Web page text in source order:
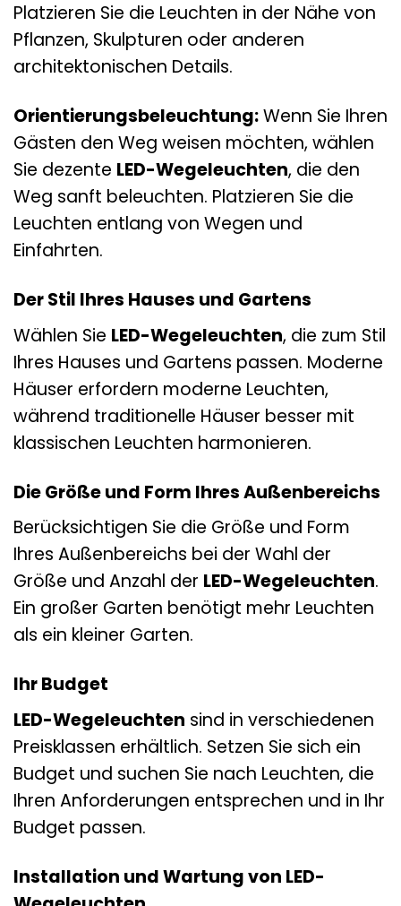
Platzieren Sie die Leuchten in der Nähe von
Pflanzen, Skulpturen oder anderen
architektonischen Details.
Orientierungsbeleuchtung:Wenn Sie Ihren
Gästen den Weg weisen möchten, wählen
Sie dezente LED-Wegeleuchten, die den
Weg sanft beleuchten. Platzieren Sie die
Leuchten entlang von Wegen und
Einfahrten.
Der Stil Ihres Hauses und Gartens
Wählen Sie LED-Wegeleuchten, die zum Stil
Ihres Hauses und Gartens passen. Moderne
Häuser erfordern moderne Leuchten,
während traditionelle Häuser besser mit
klassischen Leuchten harmonieren.
Die Größe und Form Ihres Außenbereichs
Berücksichtigen Sie die Größe und Form
Ihres Außenbereichs bei der Wahl der
Größe und Anzahl der LED-Wegeleuchten.
Ein großer Garten benötigt mehr Leuchten
als ein kleiner Garten.
Ihr Budget
LED-Wegeleuchten sind in verschiedenen
Preisklassen erhältlich. Setzen Sie sich ein
Budget und suchen Sie nach Leuchten, die
Ihren Anforderungen entsprechen und in Ihr
Budget passen.
Installation und Wartung von LED-